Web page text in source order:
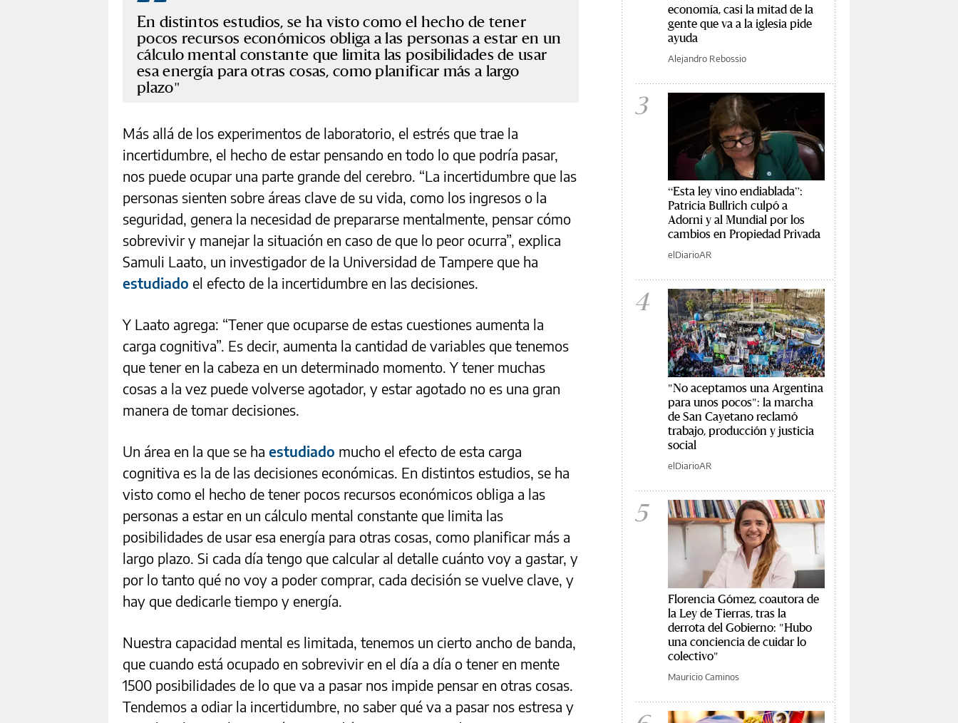
En distintos estudios, se ha visto como el hecho de tener
pocos recursos económicos obliga a las personas a estar en un
cálculo mental constante que limita las posibilidades de usar
esa energía para otras cosas, como planificar más a largo
plazo
Más allá de los experimentos de laboratorio, el estrés que trae la
incertidumbre, el hecho de estar pensando en todo lo que podría pasar,
nos puede ocupar una parte grande del cerebro. “La incertidumbre que las
personas sienten sobre áreas clave de su vida, como los ingresos o la
seguridad, genera la necesidad de prepararse mentalmente, pensar cómo
sobrevivir y manejar la situación en caso de que lo peor ocurra”, explica
Samuli Laato, un investigador de la Universidad de Tampere que ha
estudiado el efecto de la incertidumbre en las decisiones.
Y Laato agrega: “Tener que ocuparse de estas cuestiones aumenta la
carga cognitiva”. Es decir, aumenta la cantidad de variables que tenemos
que tener en la cabeza en un determinado momento. Y tener muchas
cosas a la vez puede volverse agotador, y estar agotado no es una gran
manera de tomar decisiones.
Un área en la que se ha estudiado mucho el efecto de esta carga
cognitiva es la de las decisiones económicas. En distintos estudios, se ha
visto como el hecho de tener pocos recursos económicos obliga a las
personas a estar en un cálculo mental constante que limita las
posibilidades de usar esa energía para otras cosas, como planificar más a
largo plazo. Si cada día tengo que calcular al detalle cuánto voy a gastar, y
por lo tanto qué no voy a poder comprar, cada decisión se vuelve clave, y
hay que dedicarle tiempo y energía.
Nuestra capacidad mental es limitada, tenemos un cierto ancho de banda,
que cuando está ocupado en sobrevivir en el día a día o tener en mente
1500 posibilidades de lo que va a pasar nos impide pensar en otras cosas.
Tendemos a odiar la incertidumbre, no saber qué va a pasar nos estresa y
economía, casi la mitad de la
gente que va a la iglesia pide
ayuda
Alejandro Rebossio
3
“Esta ley vino endiablada”:
Patricia Bullrich culpó a
Adorni y al Mundial por los
cambios en Propiedad Privada
elDiarioAR
4
"No aceptamos una Argentina
para unos pocos": la marcha
de San Cayetano reclamó
trabajo, producción y justicia
social
elDiarioAR
5
Florencia Gómez, coautora de
la Ley de Tierras, tras la
derrota del Gobierno: "Hubo
una conciencia de cuidar lo
colectivo"
Mauricio Caminos